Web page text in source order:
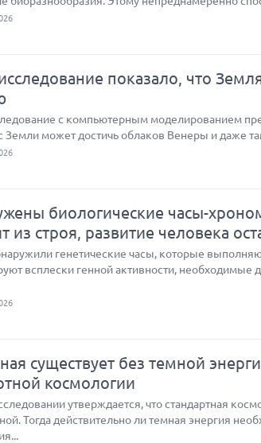
показало, что
с компьютерным моделированием
Земли может достичь облаков Венеры и даже
биологические часы-
из строя, развитие человека
генетические часы, которые
всплески генной активности, необходимые
существует без темной
космологии
утверждается, что стандартная
Тогда действительно ли темная энергия